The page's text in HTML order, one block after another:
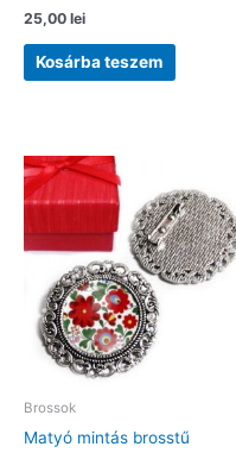
25,00 lei
Kosárba teszem
Brossok
Matyó mintás brosstű